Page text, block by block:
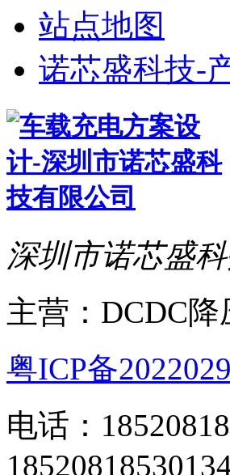
站点地图
诺芯盛科技-
深圳市诺芯盛
主营：DCDC
粤ICP备
电话：
18520818530